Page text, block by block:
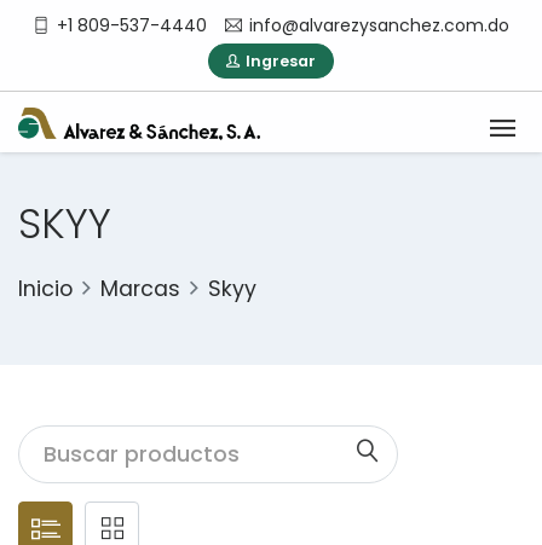
+1 809-537-4440 info@alvarezysanchez.com.do
Ingresar
SKYY
Inicio Marcas Skyy